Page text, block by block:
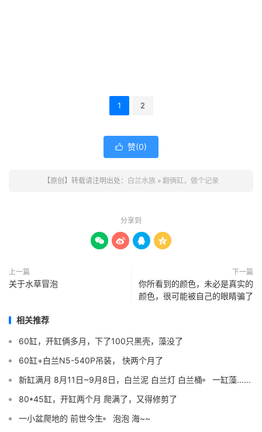
1 2
 赞(0)
【原创】转载请注明出处： 白兰水族 » 翻俩缸，做个记录
分享到
   
上一篇
关于水草冒泡
下一篇
你所看到的颜色，未必是真实的
颜色，很可能被自己的眼睛骗了
相关推荐
60缸，开缸俩多月，下了100只黑壳，藻没了
60缸+白兰N5-540P吊装， 快两个月了
新缸满月 8月11日~9月8日，白兰泥 白兰灯 白兰桶
一缸藻......
80*45缸，开缸两个月 爬满了，又得修剪了
一小盆爬地的 前世今生
泡泡 海~~